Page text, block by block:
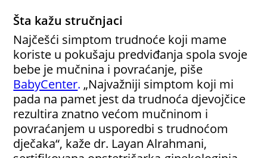
Šta kažu stručnjaci
Najčešći simptom trudnoće koji mame
koriste u pokušaju predviđanja spola svoje
bebe je mučnina i povraćanje, piše
BabyCenter. „Najvažniji simptom koji mi
pada na pamet jest da trudnoća djevojčice
rezultira znatno većom mučninom i
povraćanjem u usporedbi s trudnoćom
dječaka“, kaže dr. Layan Alrahmani,